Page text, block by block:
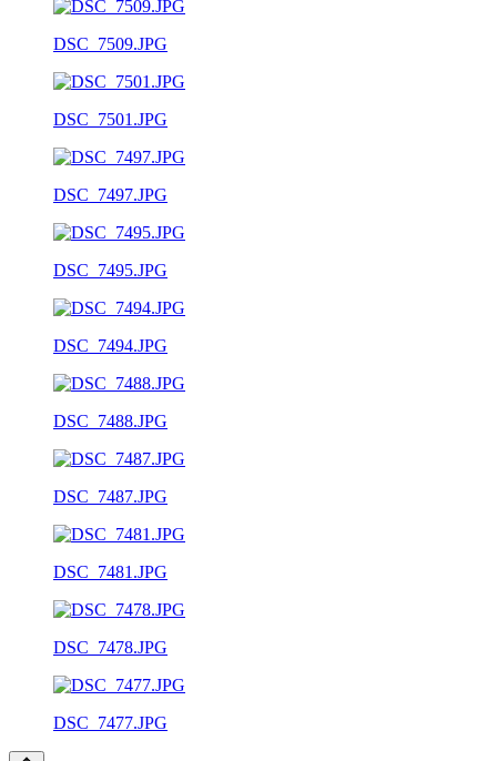
DSC_7509.JPG
DSC_7501.JPG
DSC_7497.JPG
DSC_7495.JPG
DSC_7494.JPG
DSC_7488.JPG
DSC_7487.JPG
DSC_7481.JPG
DSC_7478.JPG
DSC_7477.JPG